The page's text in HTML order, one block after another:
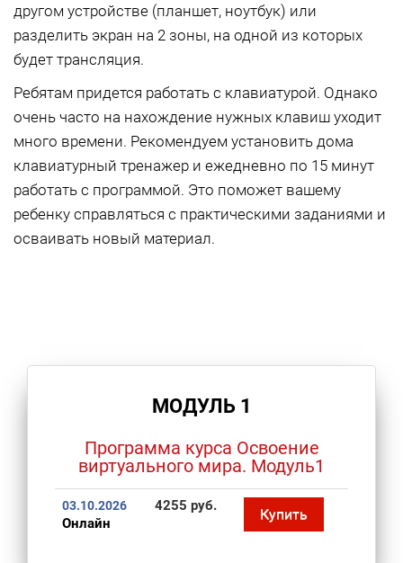
другом устройстве (планшет, ноутбук) или
разделить экран на 2 зоны, на одной из которых
будет трансляция.
Ребятам придется работать с клавиатурой. Однако
очень часто на нахождение нужных клавиш уходит
много времени. Рекомендуем установить дома
клавиатурный тренажер и ежедневно по 15 минут
работать с программой. Это поможет вашему
ребенку справляться с практическими заданиями и
осваивать новый материал.
МОДУЛЬ 1
Программа курса Освоение
виртуального мира. Модуль1
03.10.2026
Онлайн
4255 руб. Купить